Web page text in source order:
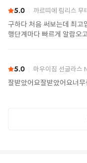
5.0 까르띠에 림리스 무테 안경
구하다 처음 써보는데 최고
행단계마다 빠르게 알람오
5.0 마우이짐 선글라스
잘받았어요잘받았어요너무